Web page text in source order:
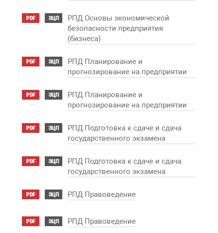
PDF ЭЦП
РПД Основы экономической
безопасности предприятия
(бизнеса)
PDF ЭЦП
РПД Планирование и
прогнозирование на предприятии
PDF ЭЦП
РПД Планирование и
прогнозирование на предприятии
PDF ЭЦП
РПД Подготовка к сдаче и сдача
государственного экзамена
PDF ЭЦП
РПД Подготовка к сдаче и сдача
государственного экзамена
PDF ЭЦП РПД Правоведение
PDF ЭЦП РПД Правоведение